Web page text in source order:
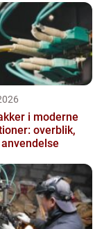
i moderne
overblik,